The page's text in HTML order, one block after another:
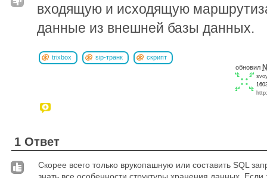
входящую и исходящую
данные из внешней базы данных.
trixbox sip-транк
скрипт
обновил
1 Ответ
Скорее всего только врукопашную или составить SQL
знать все особенности структуры хранения данных.